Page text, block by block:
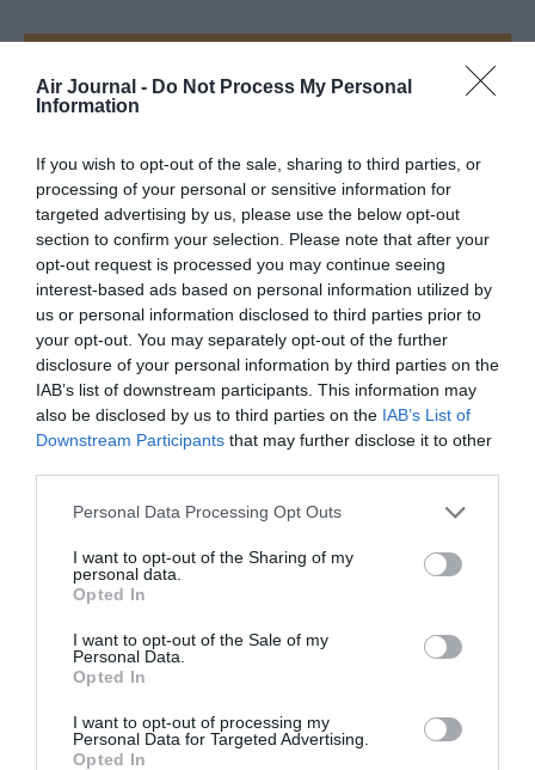
Air Journal - Do Not Process My Personal
Information
If you wish to opt-out of the sale, sharing to third parties, or
processing of your personal or sensitive information for
targeted advertising by us, please use the below opt-out
section to confirm your selection. Please note that after your
opt-out request is processed you may continue seeing
interest-based ads based on personal information utilized by
us or personal information disclosed to third parties prior to
your opt-out. You may separately opt-out of the further
disclosure of your personal information by third parties on the
IAB’s list of downstream participants. This information may
also be disclosed by us to third parties on the IAB’s List of
Downstream Participants that may further disclose it to other
Personal Data Processing Opt Outs
I want to opt-out of the Sharing of my
personal data.
Opted In
I want to opt-out of the Sale of my
Personal Data.
Opted In
I want to opt-out of processing my
Personal Data for Targeted Advertising.
Opted In
Soutenez-nous, faites un don !
NOUS SOUTENIR
PARTAGER L'ARTICLE
FacebookTwitter PinterestLinkedInEmail Print
COMMENTAIRE(S)
arnaudbea commenté :
J ai hate de gouter tout ca!